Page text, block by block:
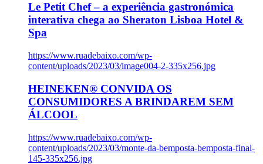
Le Petit Chef – a experiência gastronómica
interativa chega ao Sheraton Lisboa Hotel &
Spa
https://www.ruadebaixo.com/wp-
content/uploads/2023/03/image004-2-335x256.jpg
HEINEKEN® CONVIDA OS
CONSUMIDORES A BRINDAREM SEM
ÁLCOOL
https://www.ruadebaixo.com/wp-
content/uploads/2023/03/monte-da-bemposta-bemposta-final-
145-335x256.jpg